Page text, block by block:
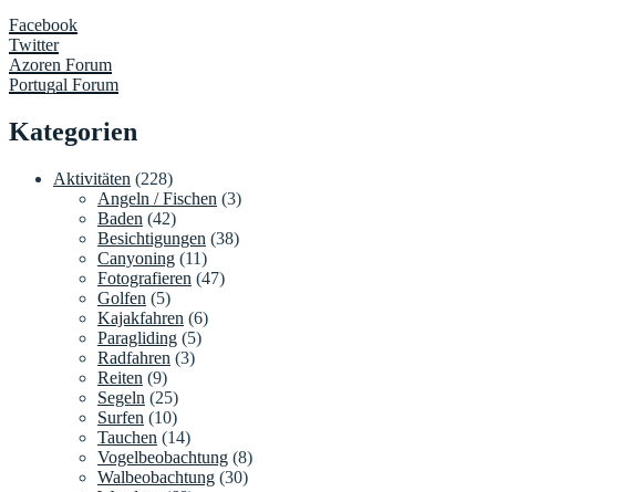
Facebook
Twitter
Azoren Forum
Portugal Forum
Kategorien
Aktivitäten (228)
Angeln / Fischen (3)
Baden (42)
Besichtigungen (38)
Canyoning (11)
Fotografieren (47)
Golfen (5)
Kajakfahren (6)
Paragliding (5)
Radfahren (3)
Reiten (9)
Segeln (25)
Surfen (10)
Tauchen (14)
Vogelbeobachtung (8)
Walbeobachtung (30)